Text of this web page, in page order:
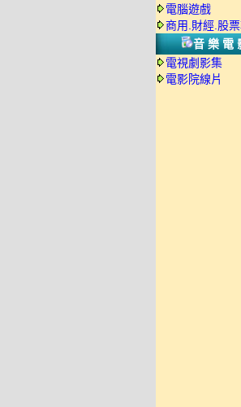
電腦遊戲
商用.財經.股
音樂電
電視劇影集
電影院線片